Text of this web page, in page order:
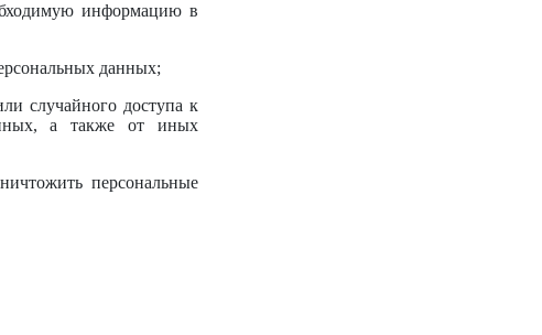
информацию в
данных;
случайного доступа к
а также от иных
персональные